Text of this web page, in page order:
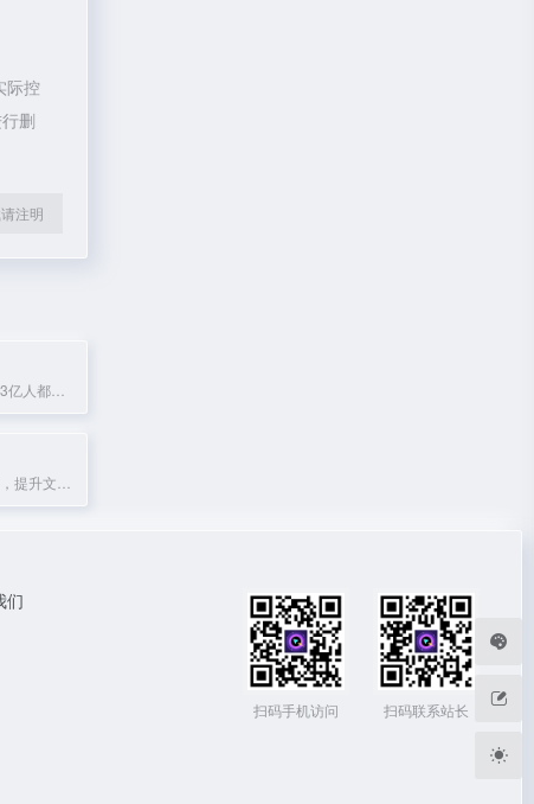
际控
删
注明
们
扫码手机访问 扫码联系站长